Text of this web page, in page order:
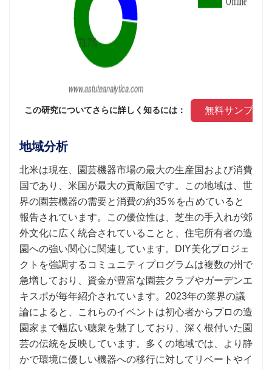
この研究についてさらに詳しく知るには： 無料サンプル
地域分析
北米は現在、園芸機器市場の最大の生産国および消費
国であり、米国が最大の貢献国です。この地域は、世
界の園芸機器の需要と消費の約35％を占めていると
報告されています。この優位性は、芝生の手入れが郊
外文化に広く統合されていることと、住宅所有者の造
園への強い関心に関連しています。DIY美化プロジェ
クトを強調するコミュニティプログラムは複数の州で
急増しており、資金が豊富な園芸クラブやガーデンエ
キスポが毎年紹介されています。2023年の業界の議
論によると、これらのイベントは初心者からプロの造
園家まで幅広い聴衆を魅了しており、深く根付いた園
芸の伝統を反映しています。多くの地域では、より静
かで環境に優しい機器への移行に対してリベートやイ